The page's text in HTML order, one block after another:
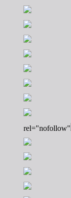
rel="nofollow"